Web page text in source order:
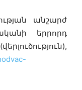
անշարժ
երրորդ